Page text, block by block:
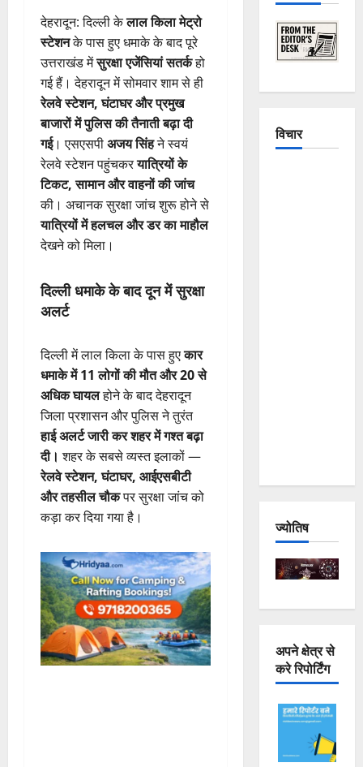
देहरादून: दिल्ली केलाल किला मेट्रो
स्टेशनके पास हुए धमाके के बाद पूरे
उत्तराखंड मेंसुरक्षा एजेंसियां सतर्कहो
गई हैं। देहरादून में सोमवार शाम से ही
रेलवे स्टेशन, घंटाघर और प्रमुख
बाजारों में पुलिस की तैनाती बढ़ा दी
गई। एसएसपीअजय सिंहने स्वयं
रेलवे स्टेशन पहुंचकरयात्रियों के
टिकट, सामान और वाहनों की जांच
की। अचानक सुरक्षा जांच शुरू होने से
यात्रियों में हलचल और डर का माहौल
देखने को मिला।
दिल्ली धमाके के बाद दून में सुरक्षा
अलर्ट
दिल्ली में लाल किला के पास हुएकार
धमाके में 11 लोगों की मौत और 20 से
अधिक घायलहोने के बाद देहरादून
जिला प्रशासन और पुलिस ने तुरंत
हाई अलर्ट जारी कर शहर में गश्त बढ़ा
दी। शहर के सबसे व्यस्त इलाकों —
रेलवे स्टेशन, घंटाघर, आईएसबीटी
और तहसील चौकपर सुरक्षा जांच को
कड़ा कर दिया गया है।
विचार
ज्योतिष
अपने क्षेत्र से
करे रिपोर्टिंग